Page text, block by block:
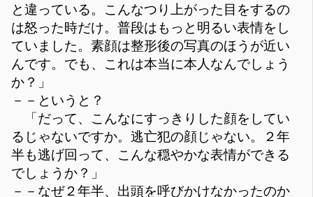
と違っている。こんなつり上がった目をするの
は怒った時だけ。普段はもっと明るい表情をし
ていました。素顔は整形後の写真のほうが近い
んです。でも、これは本当に本人なんでしょう
か？」
－－というと？
「だって、こんなにすっきりした顔をしてい
るじゃないですか。逃亡犯の顔じゃない。２年
半も逃げ回って、こんな穏やかな表情ができる
でしょうか？」
－－なぜ２年半、出頭を呼びかけなかったのか